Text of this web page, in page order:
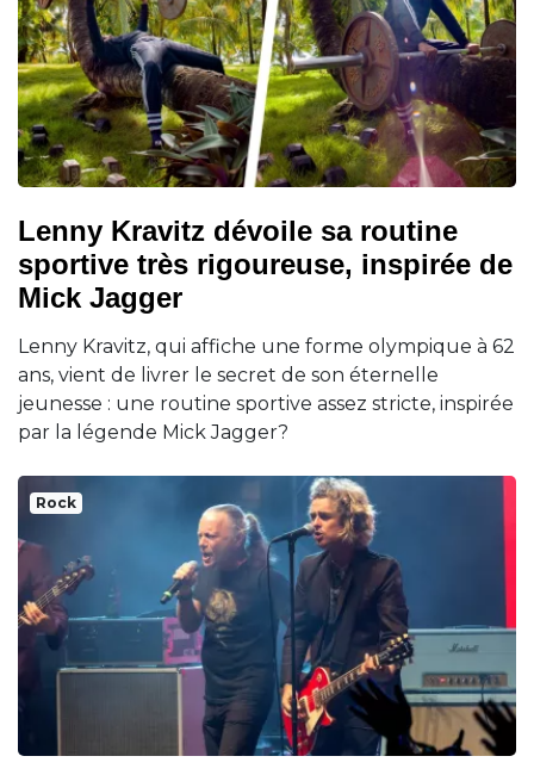
Lenny Kravitz dévoile sa routine
sportive très rigoureuse, inspirée de
Mick Jagger
Lenny Kravitz, qui affiche une forme olympique à 62
ans, vient de livrer le secret de son éternelle
jeunesse : une routine sportive assez stricte, inspirée
par la légende Mick Jagger?
Rock